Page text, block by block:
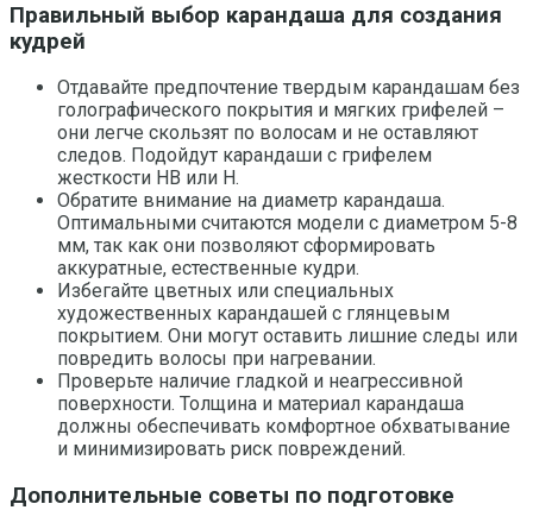
Правильный выбор карандаша для создания
кудрей
Отдавайте предпочтение твердым карандашам без
голографического покрытия и мягких грифелей –
они легче скользят по волосам и не оставляют
следов. Подойдут карандаши с грифелем
жесткости HB или H.
Обратите внимание на диаметр карандаша.
Оптимальными считаются модели с диаметром 5-8
мм, так как они позволяют сформировать
аккуратные, естественные кудри.
Избегайте цветных или специальных
художественных карандашей с глянцевым
покрытием. Они могут оставить лишние следы или
повредить волосы при нагревании.
Проверьте наличие гладкой и неагрессивной
поверхности. Толщина и материал карандаша
должны обеспечивать комфортное обхватывание
и минимизировать риск повреждений.
Дополнительные советы по подготовке